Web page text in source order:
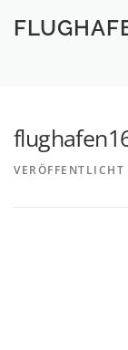
LINKS
VERÖFFENTLICHT